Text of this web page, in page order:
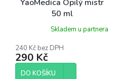
YaoMedica Opilý mistr
50 ml
Skladem u partnera
240 Kč bez DPH
290 Kč
DO KOŠÍKU